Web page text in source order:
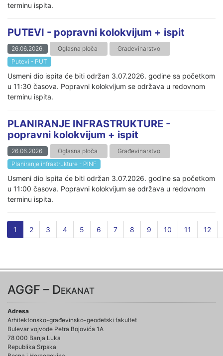
terminu ispita.
PUTEVI - popravni kolokvijum + ispit
26.06.2026. Oglasna ploča
Građevinarstvo
Putevi - PUT
Usmeni dio ispita će biti održan 3.07.2026. godine sa početkom
u 11:30 časova. Popravni kolokvijum se održava u redovnom
terminu ispita.
PLANIRANJE INFRASTRUKTURE -
popravni kolokvijum + ispit
26.06.2026. Oglasna ploča
Građevinarstvo
Planiranje infrastrukture - PINF
Usmeni dio ispita će biti održan 3.07.2026. godine sa početkom
u 11:00 časova. Popravni kolokvijum se održava u redovnom
terminu ispita.
1 2 3 4 5 6 7 8 9 10 11 12
AGGF – Dekanat
Adresa
Arhitektonsko-građevinsko-geodetski fakultet
Bulevar vojvode Petra Bojovića 1A
78 000 Banja Luka
Republika Srpska